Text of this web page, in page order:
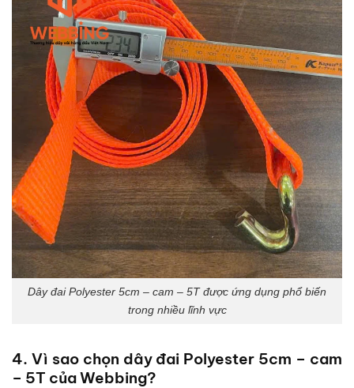
Dây đai Polyester 5cm – cam – 5T được ứng dụng phổ biến
trong nhiều lĩnh vực
4. Vì sao chọn dây đai Polyester 5cm – cam
– 5T của Webbing?